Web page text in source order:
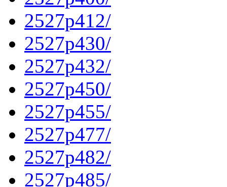
2527p412/
2527p430/
2527p432/
2527p450/
2527p455/
2527p477/
2527p482/
2527p485/